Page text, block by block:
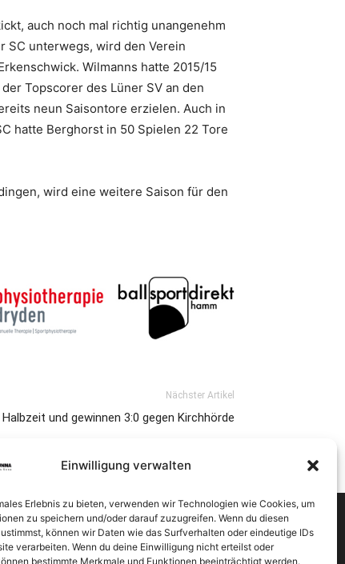
Einwilligung verwalten
Erlebnis zu bieten, verwenden wir Technologien wie Cookies, um
zu speichern und/oder darauf zuzugreifen. Wenn du diesen
können wir Daten wie das Surfverhalten oder eindeutige IDs
verarbeiten. Wenn du deine Einwilligung nicht erteilst oder
bestimmte Merkmale und Funktionen beeinträchtigt werden.
auch noch mal richtig unangenehm
SC unterwegs, wird den Verein
Wilmanns hatte 2015/15
Topscorer des Lüner SV an den
neun Saisontore erzielen. Auch in
hatte Berghorst in 50 Spielen 22 Tore
wird eine weitere Saison für den
Nächster Artikel
und gewinnen 3:0 gegen Kirchhörde